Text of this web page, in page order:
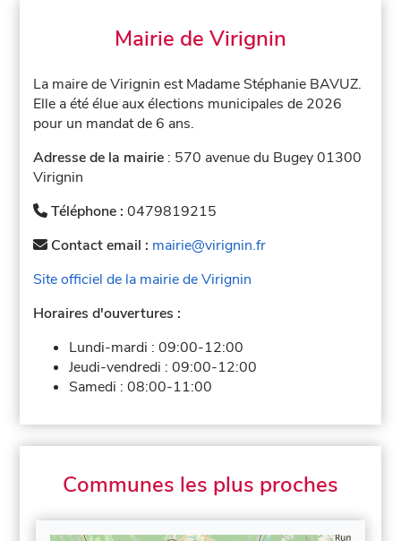
Mairie de Virignin
La maire de Virignin est Madame Stéphanie BAVUZ.
Elle a été élue aux élections municipales de 2026
pour un mandat de 6 ans.
Adresse de la mairie : 570 avenue du Bugey 01300
Virignin
Téléphone :0479819215
Contact email : mairie@virignin.fr
Site officiel de la mairie de Virignin
Horaires d'ouvertures :
Lundi-mardi :09:00-12:00
Jeudi-vendredi :09:00-12:00
Samedi :08:00-11:00
Communes les plus proches